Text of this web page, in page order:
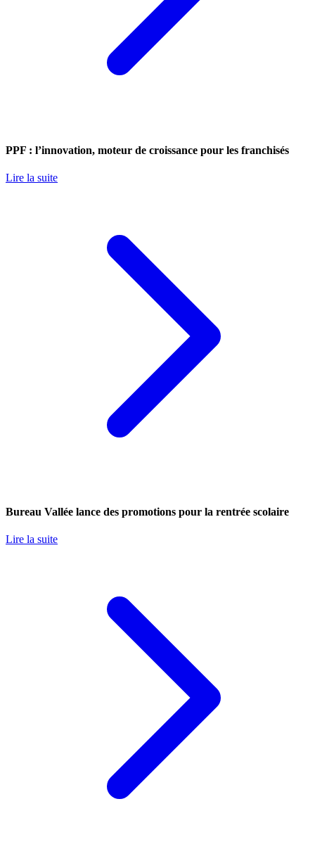
PPF : l’innovation, moteur de croissance pour les franchisés
Lire la suite
Bureau Vallée lance des promotions pour la rentrée scolaire
Lire la suite